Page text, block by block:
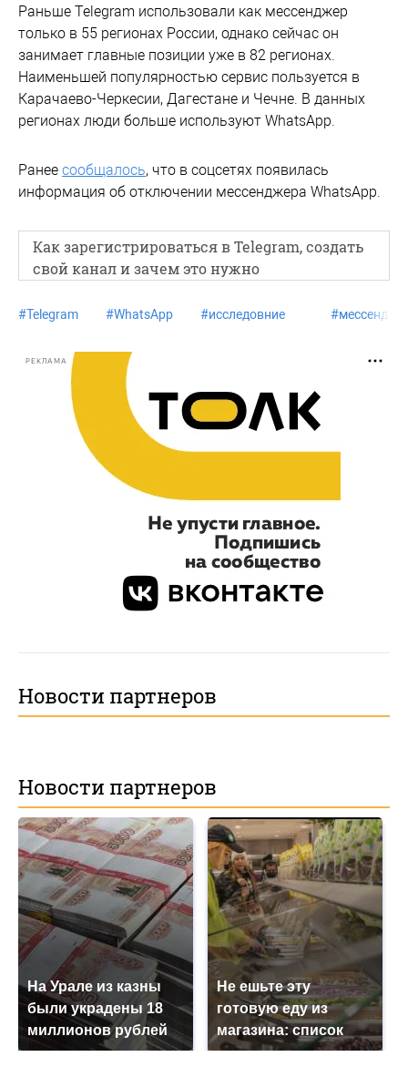
Раньше Telegram использовали как мессенджер
только в 55 регионах России, однако сейчас он
занимает главные позиции уже в 82 регионах.
Наименьшей популярностью сервис пользуется в
Карачаево-Черкесии, Дагестане и Чечне. В данных
регионах люди больше используют WhatsApp.
Ранее сообщалось, что в соцсетях появилась
информация об отключении мессенджера WhatsApp.
Как зарегистрироваться в Telegram, создать
свой канал и зачем это нужно
#Telegram #WhatsApp #исследовние #
РЕКЛАМА
Новости партнеров
Новости партнеров
На Урале из казны
были украдены 18
миллионов рублей
Не ешьте эту
готовую еду из
магазина: список